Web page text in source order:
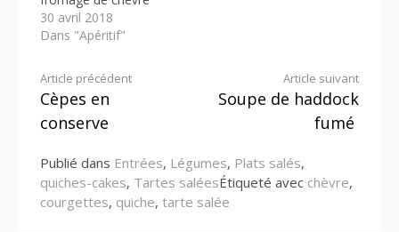
30 avril 2018
Dans "Apéritif"
Lire
la
Article précédent
Cèpes en
conserve
Article suivant
Soupe de haddock
fumé
Publié dans Entrées, Légumes, Plats salés,
quiches-cakes, Tartes saléesÉtiqueté avec chèvre,
courgettes, quiche, tarte salée